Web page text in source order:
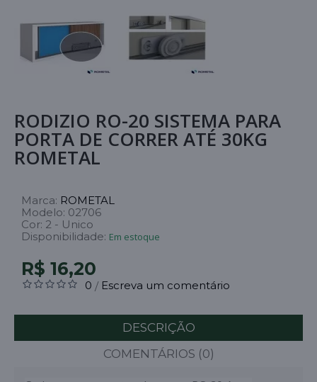
RODIZIO RO-20 SISTEMA PARA
PORTA DE CORRER ATÉ 30KG
ROMETAL
Marca: ROMETAL
Modelo: 02706
Cor: 2 - Unico
Disponibilidade: Em estoque
R$ 16,20
0 / Escreva um comentário
DESCRIÇÃO
COMENTÁRIOS (0)